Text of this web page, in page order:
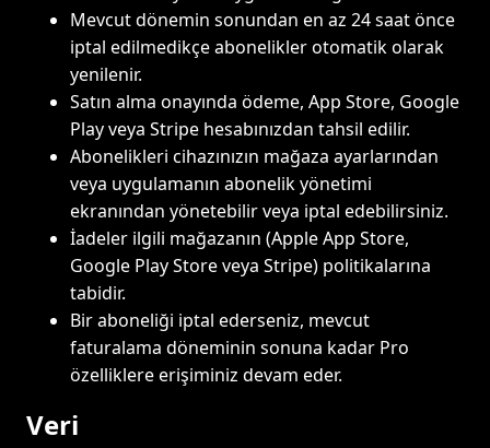
Mevcut dönemin sonundan en az 24 saat önce
iptal edilmedikçe abonelikler otomatik olarak
yenilenir.
Satın alma onayında ödeme, App Store, Google
Play veya Stripe hesabınızdan tahsil edilir.
Abonelikleri cihazınızın mağaza ayarlarından
veya uygulamanın abonelik yönetimi
ekranından yönetebilir veya iptal edebilirsiniz.
İadeler ilgili mağazanın (Apple App Store,
Google Play Store veya Stripe) politikalarına
tabidir.
Bir aboneliği iptal ederseniz, mevcut
faturalama döneminin sonuna kadar Pro
özelliklere erişiminiz devam eder.
Veri